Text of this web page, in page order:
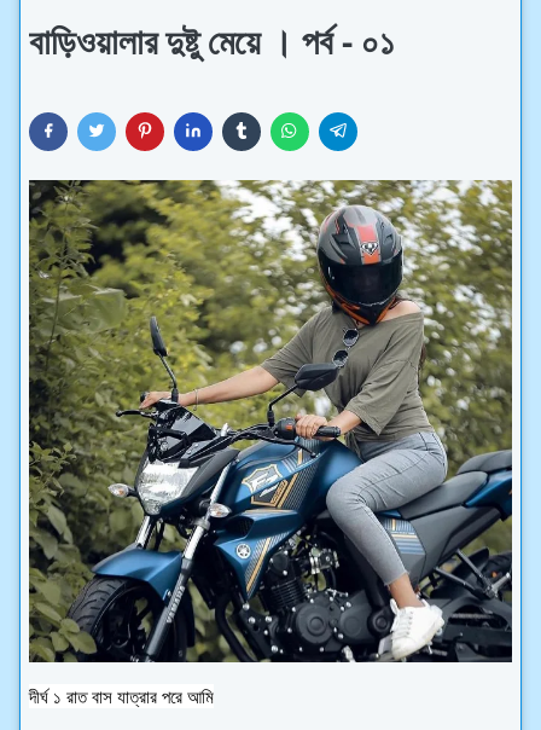
বাড়িওয়ালার দুষ্টু মেয়ে । পর্ব - ০১
দীর্ঘ ১ রাত বাস যাত্রার পরে আমি